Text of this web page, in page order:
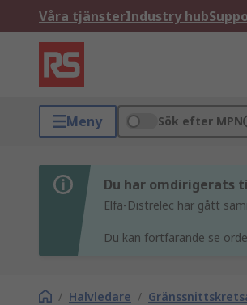
Våra tjänsterIndustry hub
Meny Sök efter MPN
Du har omdirigerats
Elfa-Distrelec har gått
Du kan fortfarande se
/ Halvledare /